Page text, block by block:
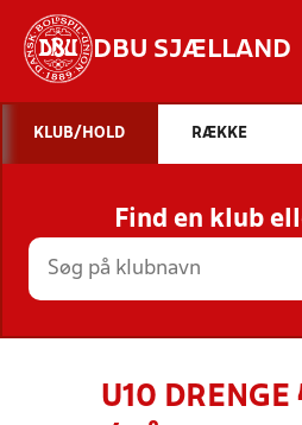
DBU SJÆLLAND
STILLINGER,
HOLD
KLUB/HOLD RÆKKE
Find en klub
U10 DRENGE